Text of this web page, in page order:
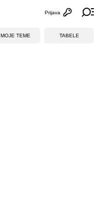
Otvori
Prijava
MOJE TEME TABELE